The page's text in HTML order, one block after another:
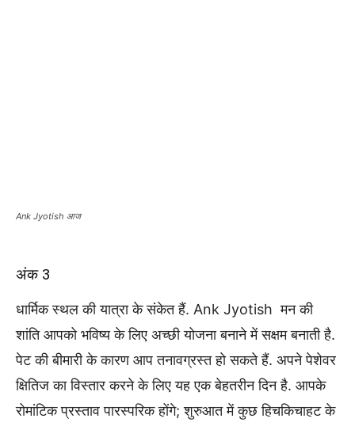
Ank Jyotish आज
अंक 3
धार्मिक स्थल की यात्रा के संकेत हैं. Ank Jyotish मन की
शांति आपको भविष्य के लिए अच्छी योजना बनाने में सक्षम बनाती है.
पेट की बीमारी के कारण आप तनावग्रस्त हो सकते हैं. अपने पेशेवर
क्षितिज का विस्तार करने के लिए यह एक बेहतरीन दिन है. आपके
रोमांटिक प्रस्ताव पारस्परिक होंगे; शुरुआत में कुछ हिचकिचाहट के